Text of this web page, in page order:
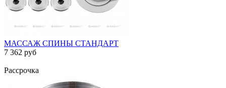
МАССАЖ СПИНЫ СТАНДАРТ
7 362 руб
Рассрочка